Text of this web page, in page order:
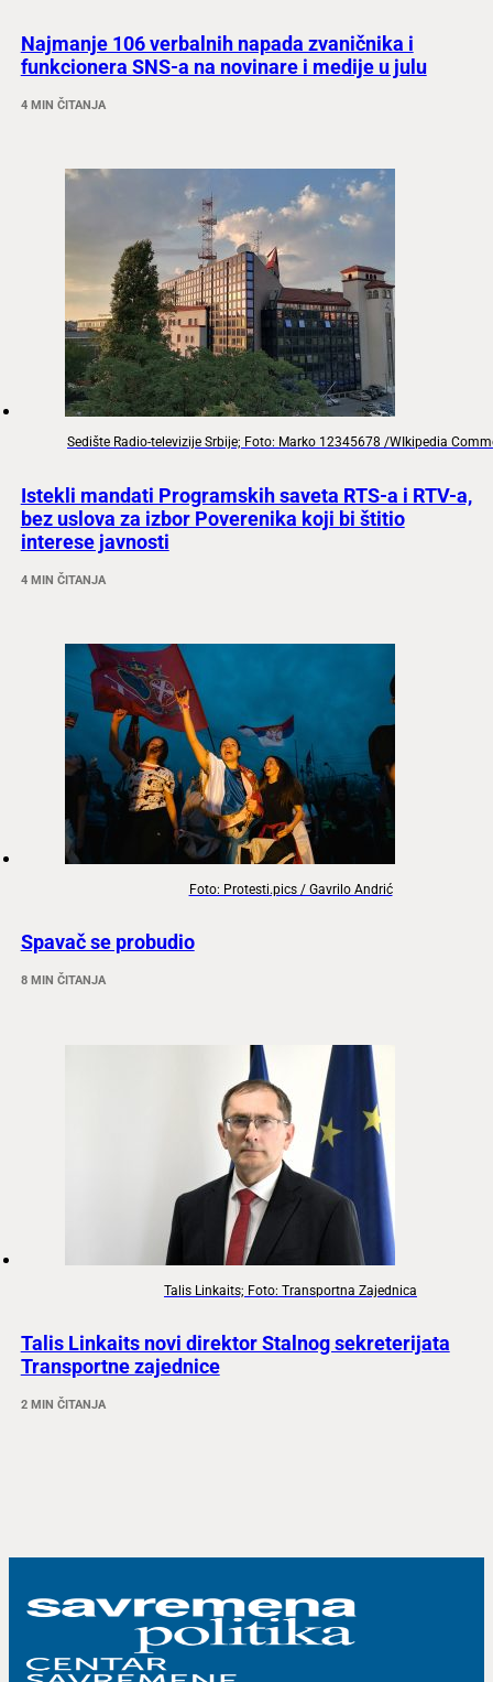
Najmanje 106 verbalnih napada zvaničnika i
funkcionera SNS-a na novinare i medije u julu
4 MIN ČITANJA
Sedište Radio-televizije Srbije; Foto: Marko 12345678 /WIkipedia
Istekli mandati Programskih saveta RTS-a i RTV-a,
bez uslova za izbor Poverenika koji bi štitio
interese javnosti
4 MIN ČITANJA
Foto: Protesti.pics / Gavrilo Andrić
Spavač se probudio
8 MIN ČITANJA
Talis Linkaits; Foto: Transportna Zajednica
Talis Linkaits novi direktor Stalnog sekreterijata
Transportne zajednice
2 MIN ČITANJA